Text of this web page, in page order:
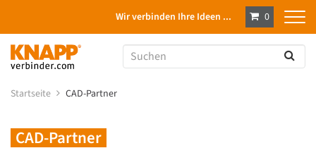
Wir verbinden Ihre Ideen ... 0
Startseite CAD-Partner
CAD-Partner